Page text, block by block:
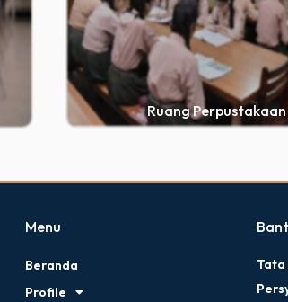
Ruang Perpustakaan
Menu
Beranda
Profile
Tata